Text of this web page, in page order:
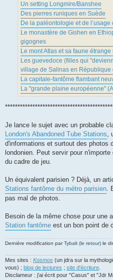
Un setting Longmire/Banshee
Des pierres runiques en Suède
De la paléontologie et de l’usage
Le monastère de Gishen en
gigognes
Le mont Atlas et sa faune
Les guevedoce (filles qui
village de Salinas en République
La capitale-fantôme flambant
La "grande plaine européenne"
Je lance le sujet avec un probable
London's Abandoned Tube Stations,
d'informations et surtout des photos
londonien. Peut servir pour
du cadre de jeu.
Un équivalent parisien ? Déjà, un
Stations fantôme du métro parisien.
pas mal de photos.
Besoin de la même chose pour une
Station fantôme est un bon point de
Dernière modification parTybalt (le retour) le
Mes sites : Kosmos (un jdra sur la
vous) ; blog de lectures ; site d'écriture
Disclameur : j'ai écrit pour "Casus" et "Jdr